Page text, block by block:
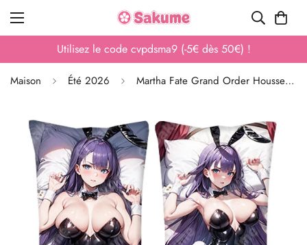
Utilisez le code cvpdsma9 (-5€ dès 50€) !
Maison Été 2026 Martha Fate Grand Order Housse de Dakimakura 160x50cm HD